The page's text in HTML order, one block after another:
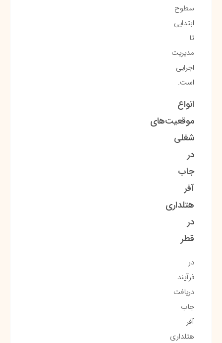
سطوح
ابتدایی
تا
مدیریت
اجرایی
است.
انواع
موقعیت‌های
شغلی
در
جاب
آفر
هتلداری
در
قطر
در
فرآیند
دریافت
جاب
آفر
هتلداری